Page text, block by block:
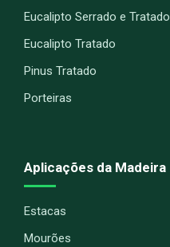
Eucalipto Serrado e Tratado
Eucalipto Tratado
Pinus Tratado
Porteiras
Aplicações da Madeira
Estacas
Mourões